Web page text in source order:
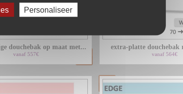
douchebak op maat met...
vanaf 557€
extra-platte douchebak
vanaf 564€
Personaliseer